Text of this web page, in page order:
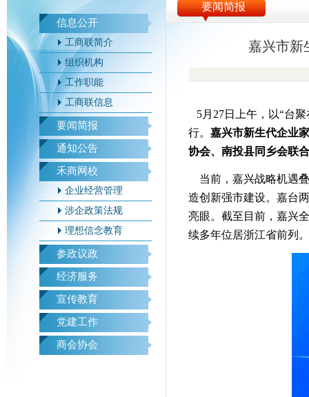
信息公开
工商联简介
组织机构
工作职能
工商联信息
要闻简报
通知公告
禾商网校
企业经营管理
涉企政策法规
理想信念教育
参政议政
经济服务
宣传教育
党建工作
商会协会
要闻简报
嘉兴市新
5月27日上午，以“台
行。嘉兴市新生代企业
协会、南投县同乡会联
当前，嘉兴战略机遇
造创新强市建设。嘉台
亮眼。截至目前，嘉兴
续多年位居浙江省前列